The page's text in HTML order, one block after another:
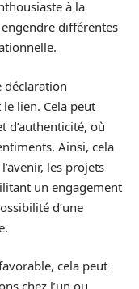
à la
différentes
déclaration
lien. Cela peut
d’authenticité, où
Ainsi, cela
les projets
un engagement
d’une
cela peut